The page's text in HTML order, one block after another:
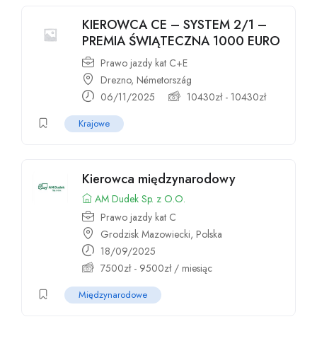
KIEROWCA CE – SYSTEM 2/1 –
PREMIA ŚWIĄTECZNA 1000 EURO
Prawo jazdy kat C+E
Drezno, Németország
06/11/2025
10430zł- 10430zł
Krajowe
Kierowca międzynarodowy
AM Dudek Sp. z O.O.
Prawo jazdy kat C
Grodzisk Mazowiecki, Polska
18/09/2025
7500zł- 9500zł/ miesiąc
Międzynarodowe